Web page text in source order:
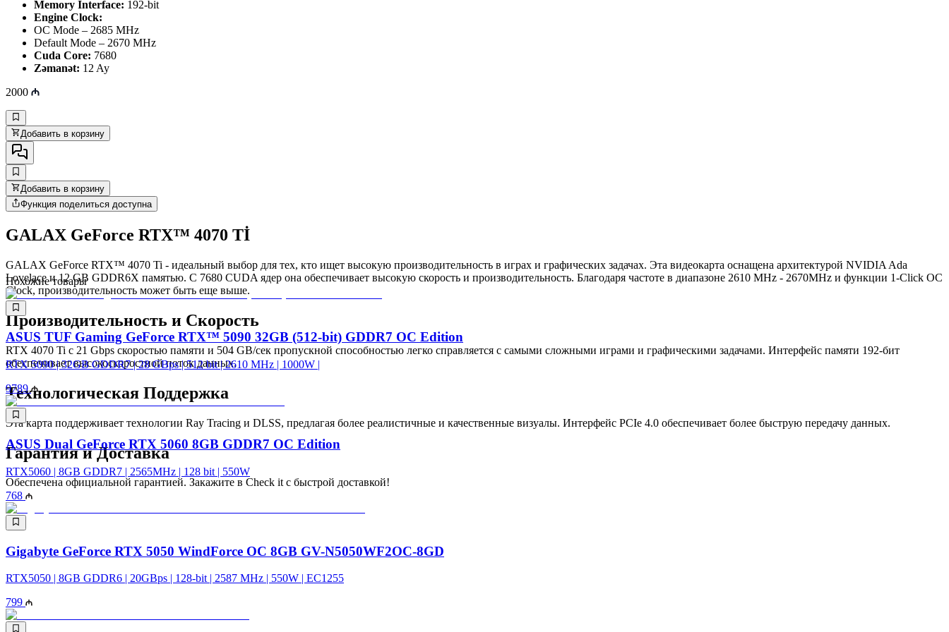
Memory Interface: 192-bit
Engine Clock:
OC Mode – 2685 MHz
Default Mode – 2670 MHz
Cuda Core: 7680
Zəmanət: 12 Ay
2000
Добавить в корзину
Добавить в корзину
Функция поделиться доступна
GALAX GeForce RTX™ 4070 Tİ
GALAX GeForce RTX™ 4070 Ti - идеальный выбор для тех, кто ищет высокую производительность в играх и графических задачах. Эта видеокарта оснащена архитектурой NVIDIA Ada
Lovelace и 12 GB GDDR6X памятью. С 7680 CUDA ядер она обеспечивает высокую скорость и производительность. Благодаря частоте в диапазоне 2610 MHz - 2670MHz и функции 1-Click OC
Clock, производительность может быть еще выше.
Производительность и Скорость
RTX 4070 Ti с 21 Gbps скоростью памяти и 504 GB/сек пропускной способностью легко справляется с самыми сложными играми и графическими задачами. Интерфейс памяти 192-бит
обеспечивает высокоскоростной поток данных.
Технологическая Поддержка
Эта карта поддерживает технологии Ray Tracing и DLSS, предлагая более реалистичные и качественные визуалы. Интерфейс PCIe 4.0 обеспечивает более быструю передачу данных.
Гарантия и Доставка
Обеспечена официальной гарантией. Закажите в Check it с быстрой доставкой!
Похожие товары
ASUS TUF Gaming GeForce RTX™ 5090 32GB (512-bit) GDDR7 OC Edition
RTX 5090 | 32GB GDDR7 | 28 GBps | 512 bit | 2610 MHz | 1000W |
9789
ASUS Dual GeForce RTX 5060 8GB GDDR7 OC Edition
RTX5060 | 8GB GDDR7 | 2565MHz | 128 bit | 550W
768
Gigabyte GeForce RTX 5050 WindForce OC 8GB GV-N5050WF2OC-8GD
RTX5050 | 8GB GDDR6 | 20GBps | 128-bit | 2587 MHz | 550W | EC1255
799